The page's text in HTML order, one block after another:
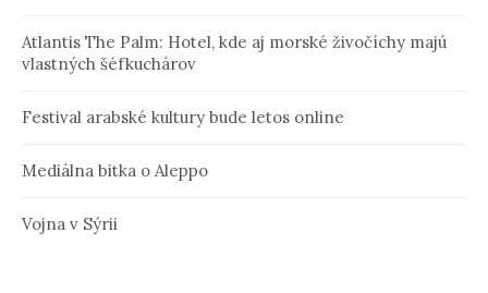
Atlantis The Palm: Hotel, kde aj morské živočíchy majú
vlastných šéfkuchárov
Festival arabské kultury bude letos online
Mediálna bitka o Aleppo
Vojna v Sýrii